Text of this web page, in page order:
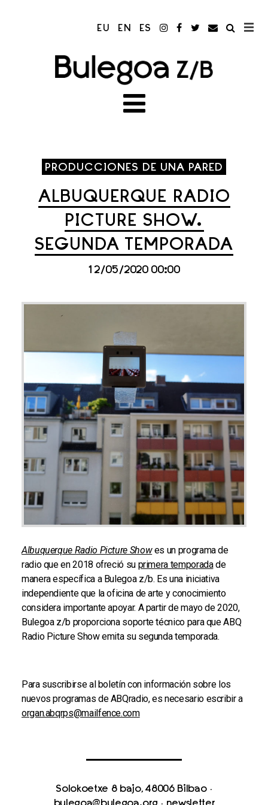
EU EN ES
PRODUCCIONES DE UNA PARED
ALBUQUERQUE RADIO
PICTURE SHOW.
SEGUNDA TEMPORADA
12/05/2020 00:00
Albuquerque Radio Picture Showes un programa de
radio que en 2018 ofreció su primera temporadade
manera específica a Bulegoa z/b. Es una iniciativa
independiente que la oficina de arte y conocimiento
considera importante apoyar. A partir de mayo de 2020,
Bulegoa z/b proporciona soporte técnico para que ABQ
Radio Picture Show emita su segunda temporada.
Para suscribirse al boletín con información sobre los
nuevos programas de ABQradio, es necesario escribir a
organ.abqrps@mailfence.com
Solokoetxe 8 bajo, 48006 Bilbao·